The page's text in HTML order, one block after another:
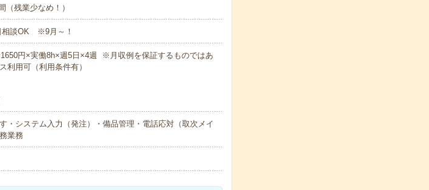
（残業少なめ！）
相談OK ※9月～！
円×実働8h×週5日×4週 ※月収例を保証するものではあ
利用可（利用条件有）
・システム入力（発注）・備品管理・電話応対（取次メイ
業務